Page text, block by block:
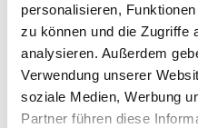
personalisieren,
zu können und die Zugriffe
analysieren. Außerdem
Verwendung unserer
soziale Medien, Werbung
Partner führen diese